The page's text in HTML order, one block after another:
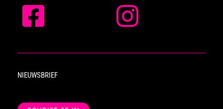
NIEUWSBRIEF